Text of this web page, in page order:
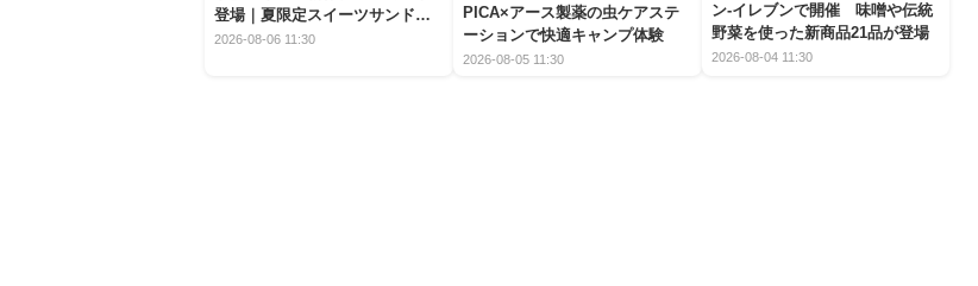
登場｜夏限定スイーツサンドの
爽快な魅力
2026-08-06 11:30
PICA×アース製薬の虫ケアステ
ーションで快適キャンプ体験
2026-08-05 11:30
ン-イレブンで開催 味噌や伝統
野菜を使った新商品21品が登場
2026-08-04 11:30